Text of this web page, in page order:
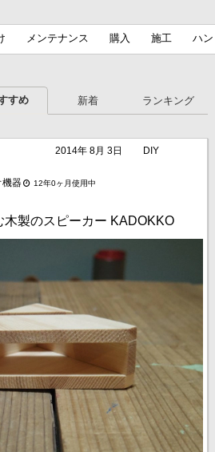
メンテナンス 購入 施工 ハ
すめ 新着 ランキング
2014年 8月 3日
DIY
機器 12年0ヶ月使用中
木製のスピーカー KADOKKO